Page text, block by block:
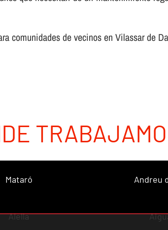
comunidades de vecinos en Vilassar de
Mataró Andreu
Alella